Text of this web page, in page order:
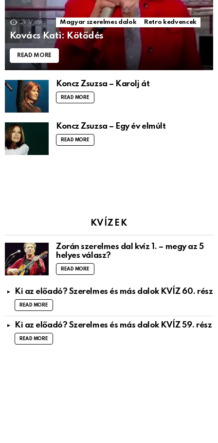
2k Views Magyar szerelmes dalok Retro kedvencek
Kovács Kati: Kötődés
READ MORE
Koncz Zsuzsa – Karolj át
READ MORE
Koncz Zsuzsa – Egy év elmúlt
READ MORE
KVÍZEK
Zorán szerelmes dal kvíz 1. – megy az 5
helyes válasz?
READ MORE
Ki az előadó? Szerelmes és más dalok KVÍZ 60. rész
READ MORE
Ki az előadó? Szerelmes és más dalok KVÍZ 59. rész
READ MORE